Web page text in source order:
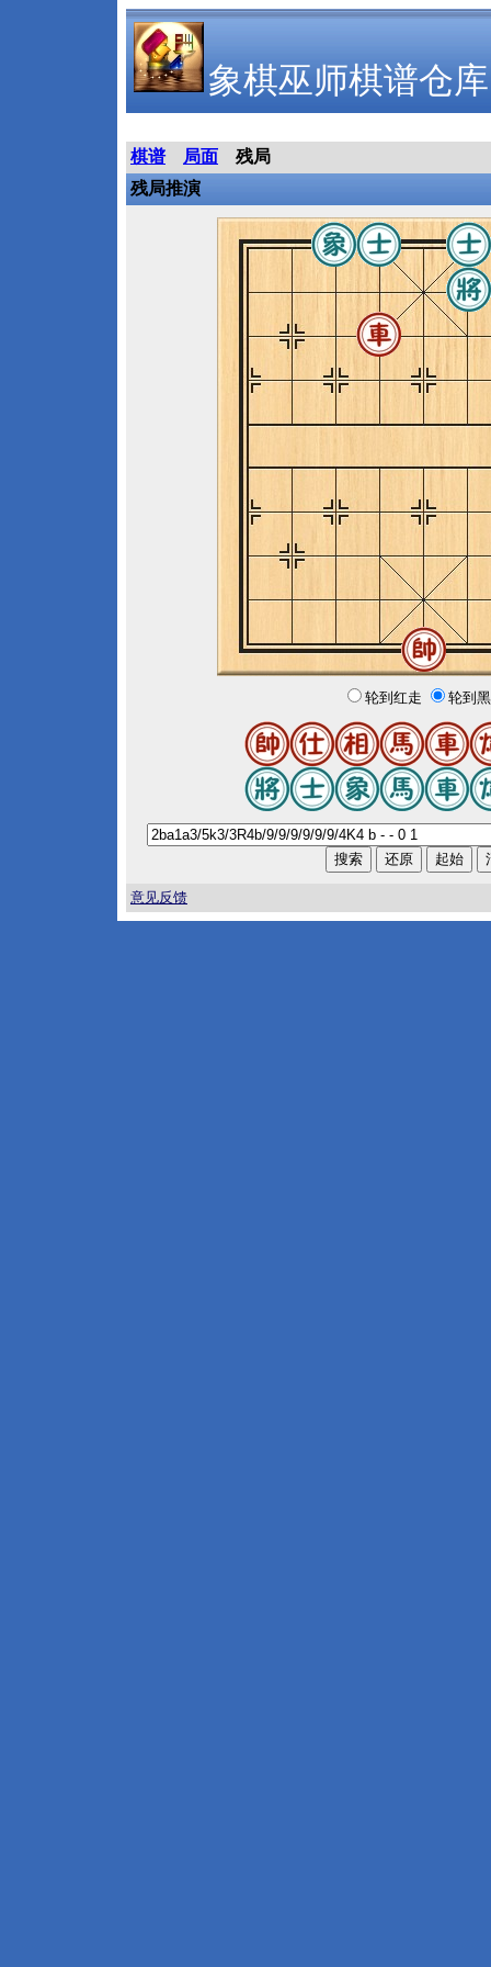
象棋巫师棋谱仓库
棋谱 局面
残局
残局推演
轮到红走 轮到
意见反馈